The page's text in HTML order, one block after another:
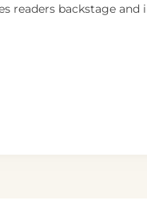
readers backstage and